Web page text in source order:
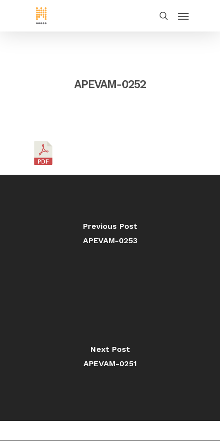
APEVAM-0252
Previous Post
APEVAM-0253
Next Post
APEVAM-0251